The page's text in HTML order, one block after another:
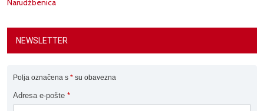
Narudžbenica
NEWSLETTER
Polja označena s * su obavezna
Adresa e-pošte *